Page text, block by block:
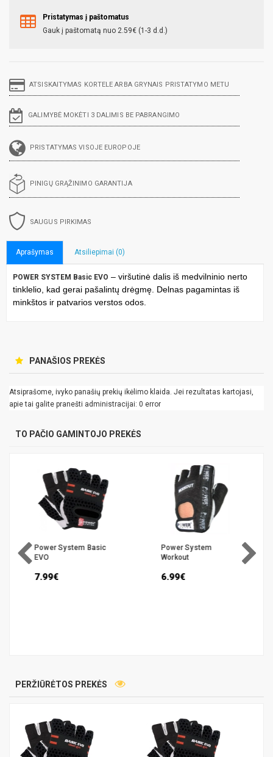
Pristatymas į paštomatus
Gauk į paštomatą nuo 2.59€ (1-3 d.d.)
ATSISKAITYMAS KORTELE ARBA GRYNAIS PRISTATYMO METU
GALIMYBĖ MOKĖTI 3 DALIMIS BE PABRANGIMO
PRISTATYMAS VISOJE EUROPOJE
PINIGŲ GRĄŽINIMO GARANTIJA
SAUGUS PIRKIMAS
Aprašymas Atsiliepimai (0)
POWER SYSTEM Basic EVO – viršutinė dalis iš medvilninio nerto
tinklelio, kad gerai pašalintų drėgmę. Delnas pagamintas iš
minkštos ir patvarios verstos odos.
PANAŠIOS PREKĖS
Atsiprašome, ivyko panašių prekių ikėlimo klaida. Jei rezultatas kartojasi,
apie tai galite pranešti administracijai: 0 error
TO PAČIO GAMINTOJO PREKĖS
Power System Basic
EVO
7.99€
Power System
Workout
6.99€
PERŽIŪRĖTOS PREKĖS